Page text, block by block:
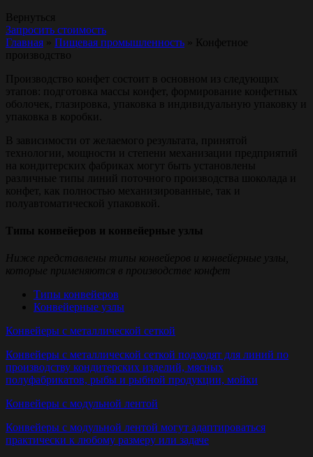
Вернуться
Запросить стоимость
Главная » Пищевая промышленность » Конфетное
производство
Производство конфет состоит в основном из следующих
этапов: подготовка массы конфет, формирование конфетных
оболочек, глазировка, упаковка в индивидуальную упаковку и
упаковка в коробки.
В зависимости от желаемого результата, принятой
технологии, мощности и степени механизации предприятий
на кондитерских фабриках могут быть установлены
различные типы линий поточного производства шоколада и
конфет, как полностью механизированные, так и
полуавтоматической упаковкой.
Типы конвейеров и конвейерные узлы
Ниже представлены типы конвейеров и конвейерные узлы,
которые применяются в производстве конфет
Типы конвейеров
Конвейерные узлы
Конвейеры с металлической сеткой
Конвейеры с металлической сеткой подходят для линий по
производству кондитерских изделий, мясных
полуфабрикатов, рыбы и рыбной продукции, мойки
Конвейеры с модульной лентой
Конвейеры с модульной лентой могут адаптироваться
практически к любому размеру или задаче